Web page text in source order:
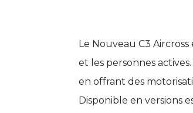
Le Nouveau C3
et les personnes
en offrant des
Disponible en versions